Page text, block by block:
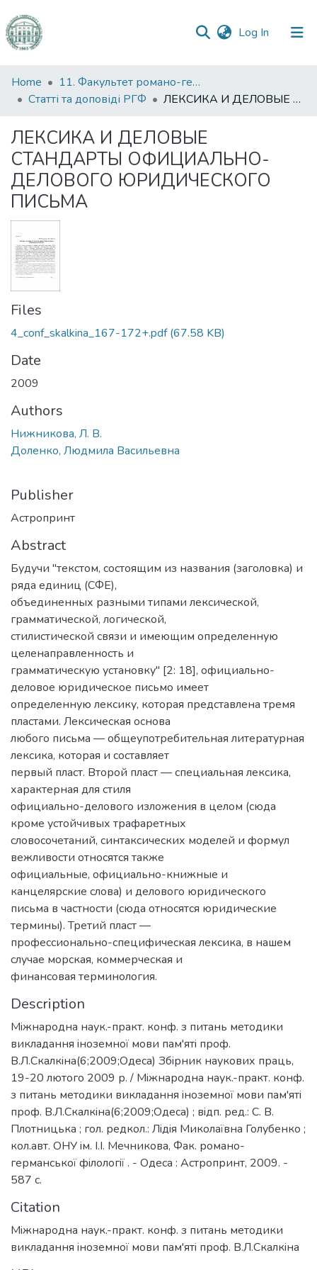
Log In (current)
Communities
&
All of DSpace
Statistics
Home
11. Факультет романо-германської філології
Статті та доповіді РГФ
ЛЕКСИКА И ДЕЛОВЫЕ СТАНДАРТЫ ОФИЦИАЛЬНО-ДЕЛОВОГО ЮРИДИЧЕСКОГО ПИСЬМА
ЛЕКСИКА И ДЕЛОВЫЕ
СТАНДАРТЫ ОФИЦИАЛЬНО-
ДЕЛОВОГО ЮРИДИЧЕСКОГО
ПИСЬМА
Files
4_conf_skalkina_167-172+.pdf(67.58 KB)
Date
2009
Authors
Нижникова, Л. В.
Доленко, Людмила Васильевна
Publisher
Астропринт
Abstract
Будучи "текстом, состоящим из названия (заголовка) и
ряда единиц (СФЕ),
объединенных разными типами лексической,
грамматической, логической,
стилистической связи и имеющим определенную
целенаправленность и
грамматическую установку" [2: 18], официально-
деловое юридическое письмо имеет
определенную лексику, которая представлена тремя
пластами. Лексическая основа
любого письма — общеупотребительная литературная
лексика, которая и составляет
первый пласт. Второй пласт — специальная лексика,
характерная для стиля
официально-делового изложения в целом (сюда
кроме устойчивых трафаретных
словосочетаний, синтаксических моделей и формул
вежливости относятся также
официальные, официально-книжные и
канцелярские слова) и делового юридического
письма в частности (сюда относятся юридические
термины). Третий пласт —
профессионально-специфическая лексика, в нашем
случае морская, коммерческая и
финансовая терминология.
Description
Мiжнародна наук.-практ. конф. з питань методики
викладання iноземної мови пам'ятi проф.
В.Л.Скалкiна(6;2009;Одеса) Збiрник наукових праць,
19-20 лютого 2009 р. / Мiжнародна наук.-практ. конф.
з питань методики викладання iноземної мови пам'ятi
проф. В.Л.Скалкiна(6;2009;Одеса) ; вiдп. ред.: С. В.
Плотницька ; гол. редкол.: Лiдiя Миколаївна Голубенко ;
кол.авт. ОНУ iм. I.I. Мечникова, Фак. романо-
германської фiлологiї . - Одеса : Астропринт, 2009. -
587 с.
Citation
Мiжнародна наук.-практ. конф. з питань методики
викладання iноземної мови пам'ятi проф. В.Л.Скалкiна